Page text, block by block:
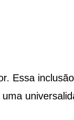
Essa inclusão